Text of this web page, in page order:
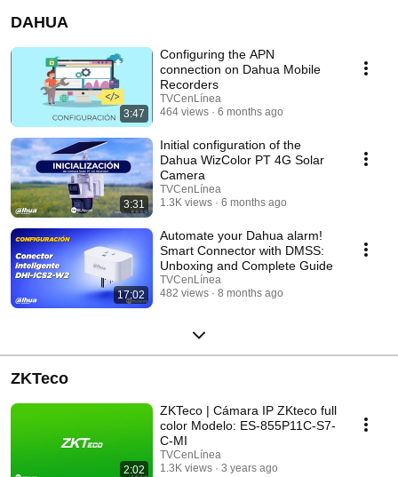
DAHUA
3:47
Configuring the APN
connection on Dahua Mobile
Recorders
TVCenLínea
464 views
6 months ago
3:31
Initial configuration of the
Dahua WizColor PT 4G Solar
Camera
TVCenLínea
1.3K views
6 months ago
17:02
Automate your Dahua alarm!
Smart Connector with DMSS:
Unboxing and Complete Guide
TVCenLínea
482 views
8 months ago
ZKTeco
2:02
ZKTeco | Cámara IP ZKteco full
color Modelo: ES-855P11C-S7-
C-MI
TVCenLínea
1.3K views
3 years ago